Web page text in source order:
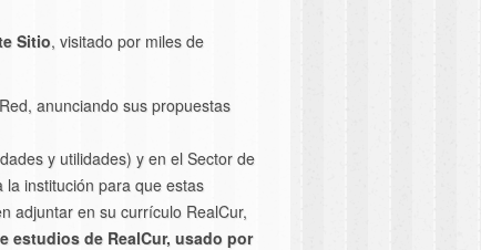
Sitio, visitado por miles de
anunciando sus propuestas
y utilidades) y en el Sector de
la institución para que estas
adjuntar en su currículo RealCur,
estudios de RealCur, usado por